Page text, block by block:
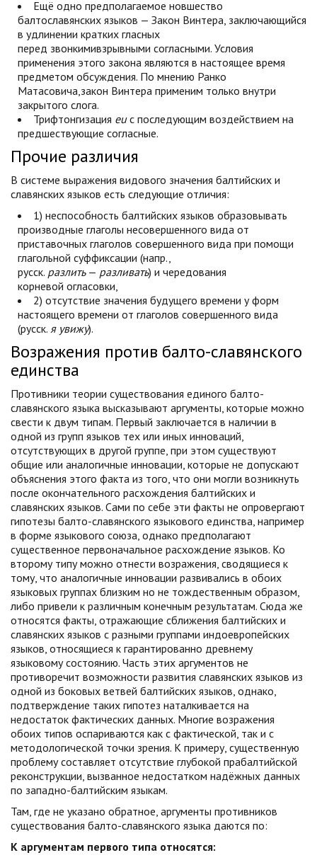
Ещё одно предполагаемое новшество
балтославянских языков — Закон Винтера, заключающийся
в удлинении кратких гласных
перед звонкимивзрывными согласными. Условия
применения этого закона являются в настоящее время
предметом обсуждения. По мнению Ранко
Матасовича,закон Винтера применим только внутри
закрытого слога.
Трифтонгизация euс последующим воздействием на
предшествующие согласные.
Прочие различия
В системе выражения видового значения балтийских и
славянских языков есть следующие отличия:
1) неспособность балтийских языков образовывать
производные глаголы несовершенного вида от
приставочных глаголов совершенного вида при помощи
глагольной суффиксации (напр.,
русск. разлить— разливать) и чередования
корневой огласовки,
2) отсутствие значения будущего времени у форм
настоящего времени от глаголов совершенного вида
(русск. я увижу).
Возражения против балто-славянского
единства
Противники теории существования единого балто-
славянского языка высказывают аргументы, которые можно
свести к двум типам. Первый заключается в наличии в
одной из групп языков тех или иных инноваций,
отсутствующих в другой группе, при этом существуют
общие или аналогичные инновации, которые не допускают
объяснения этого факта из того, что они могли возникнуть
после окончательного расхождения балтийских и
славянских языков. Сами по себе эти факты не опровергают
гипотезы балто-славянского языкового единства, например
в форме языкового союза, однако предполагают
существенное первоначальное расхождение языков. Ко
второму типу можно отнести возражения, сводящиеся к
тому, что аналогичные инновации развивались в обоих
языковых группах близким но не тождественным образом,
либо привели к различным конечным результатам. Сюда же
относятся факты, отражающие сближения балтийских и
славянских языков с разными группами индоевропейских
языков, относящиеся к гарантированно древнему
языковому состоянию. Часть этих аргументов не
противоречит возможности развития славянских языков из
одной из боковых ветвей балтийских языков, однако,
подтверждение таких гипотез наталкивается на
недостаток фактических данных. Многие возражения
обоих типов оспариваются как с фактической, так и с
методологической точки зрения. К примеру, существенную
проблему составляет отсутствие глубокой прабалтийской
реконструкции, вызванное недостатком надёжных данных
по западно-балтийским языкам.
Там, где не указано обратное, аргументы противников
существования балто-славянского языка даются по:
К аргументам первого типа относятся: